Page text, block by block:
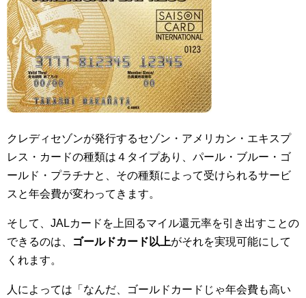
クレディセゾンが発行するセゾン・アメリカン・エキスプ
レス・カードの種類は４タイプあり、パール・ブルー・ゴ
ールド・プラチナと、その種類によって受けられるサービ
スと年会費が変わってきます。
そして、JALカードを上回るマイル還元率を引き出すことの
できるのは、
ゴールドカード以上がそれを実現可能にして
くれます。
人によっては「なんだ、ゴールドカードじゃ年会費も高い